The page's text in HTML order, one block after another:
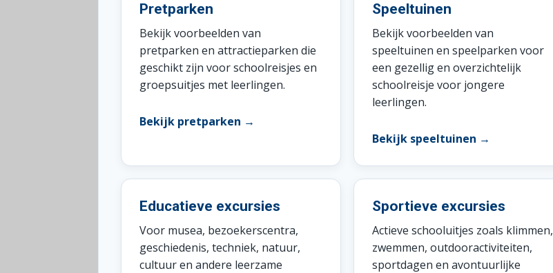
Pretparken
Bekijk voorbeelden van
pretparken en attractieparken die
geschikt zijn voor schoolreisjes en
groepsuitjes met leerlingen.
Bekijk pretparken →
Speeltuinen
Bekijk voorbeelden van
speeltuinen en speelparken voor
een gezellig en overzichtelijk
schoolreisje voor jongere
leerlingen.
Bekijk speeltuinen →
Educatieve excursies
Voor musea, bezoekerscentra,
geschiedenis, techniek, natuur,
cultuur en andere leerzame
Sportieve excursies
Actieve schooluitjes zoals klimmen,
zwemmen, outdooractiviteiten,
sportdagen en avontuurlijke